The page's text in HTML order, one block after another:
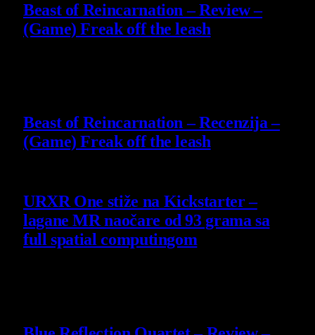
Beast of Reincarnation – Review –
(Game) Freak off the leash
Beast of Reincarnation – Recenzija –
(Game) Freak off the leash
URXR One stiže na Kickstarter –
lagane MR naočare od 93 grama sa
full spatial computingom